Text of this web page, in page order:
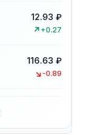
12.93 ₽
↗ +0.27
116.63 ₽
↘ -0.89